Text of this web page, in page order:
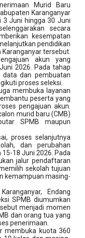
Murid Baru
Karanganyar
3 Juni hingga 30 Juni
secara
kesempatan
pendidikan
tersebut.
akun yang
2026. Pada tahap
dan pembuatan
proses seleksi.
membuka layanan
peserta yang
pengajuan akun.
murid baru (CMB)
SPMB maupun
proses selanjutnya
dan perubahan
18 Juni 2026. Pada
jalur pendaftaran
sekolah tujuan
kemampuan masing-
Endang
SPMB diumumkan
menjadi momen
dan orang tua yang
penerimaan.
membuka kuota 360